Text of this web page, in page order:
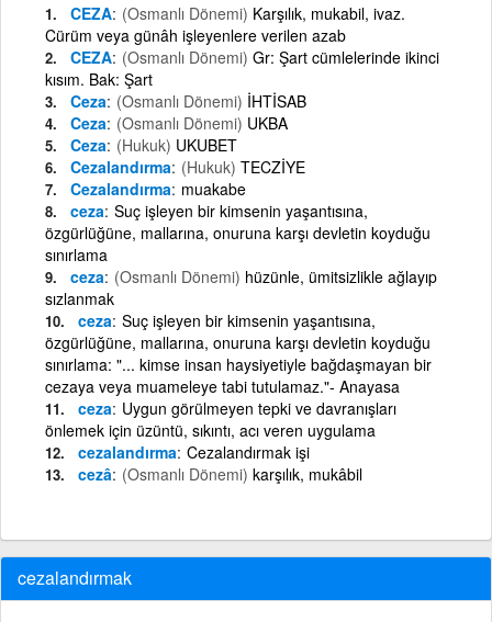
CEZA (Osmanlı Dönemi) Karşılık, mukabil, ivaz.
Cürüm veya günâh işleyenlere verilen azab
CEZA (Osmanlı Dönemi) Gr: Şart cümlelerinde ikinci
kısım. Bak: Şart
Ceza (Osmanlı Dönemi) İHTİSAB
Ceza (Osmanlı Dönemi) UKBA
Ceza (Hukuk) UKUBET
Cezalandırma (Hukuk) TECZİYE
Cezalandırma muakabe
ceza Suç işleyen bir kimsenin yaşantısına,
özgürlüğüne, mallarına, onuruna karşı devletin koyduğu
sınırlama
ceza (Osmanlı Dönemi) hüzünle, ümitsizlikle ağlayıp
sızlanmak
ceza Suç işleyen bir kimsenin yaşantısına,
özgürlüğüne, mallarına, onuruna karşı devletin koyduğu
sınırlama: "... kimse insan haysiyetiyle bağdaşmayan bir
cezaya veya muameleye tabi tutulamaz."- Anayasa
ceza Uygun görülmeyen tepki ve davranışları
önlemek için üzüntü, sıkıntı, acı veren uygulama
cezalandırma Cezalandırmak işi
cezâ (Osmanlı Dönemi) karşılık, mukâbil
cezalandırmak